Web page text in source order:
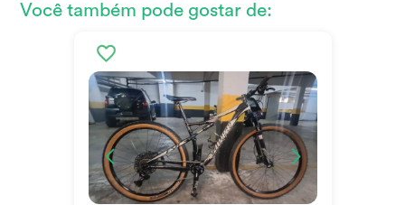
Você também pode gostar de: